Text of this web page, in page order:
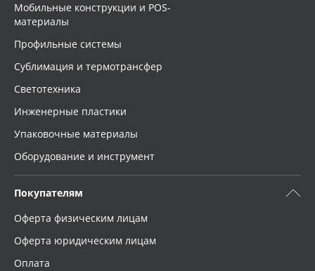
Мобильные конструкции и POS-
материалы
Профильные системы
Сублимация и термотрансфер
Светотехника
Инженерные пластики
Упаковочные материалы
Оборудование и инструмент
Покупателям
Оферта физическим лицам
Оферта юридическим лицам
Оплата